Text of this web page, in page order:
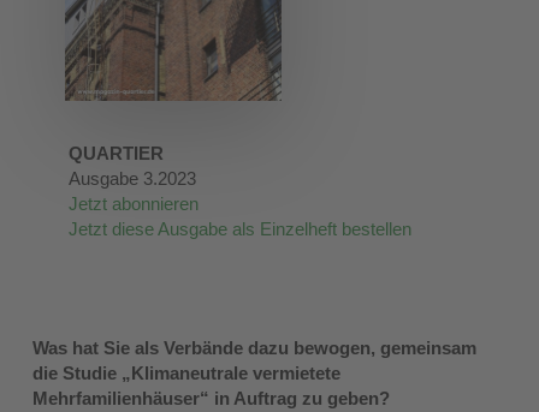
QUARTIER
Ausgabe 3.2023
Jetzt abonnieren
Jetzt diese Ausgabe als Einzelheft bestellen
Was hat Sie als Verbände dazu bewogen, gemeinsam
die Studie „Klimaneutrale vermietete
Mehrfamilienhäuser“ in Auftrag zu geben?